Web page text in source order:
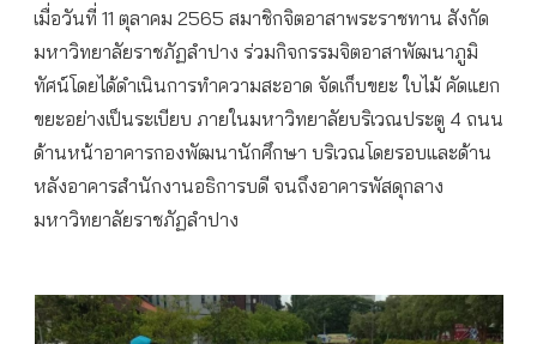
เมื่อวันที่ 11 ตุลาคม 2565 สมาชิกจิตอาสาพระราชทาน สังกัด
มหาวิทยาลัยราชภัฏลำปาง ร่วมกิจกรรมจิตอาสาพัฒนาภูมิ
ทัศน์โดยได้ดำเนินการทำความสะอาด จัดเก็บขยะ ใบไม้ คัดแยก
ขยะอย่างเป็นระเบียบ ภายในมหาวิทยาลัยบริเวณประตู 4 ถนน
ด้านหน้าอาคารกองพัฒนานักศึกษา บริเวณโดยรอบและด้าน
หลังอาคารสำนักงานอธิการบดี จนถึงอาคารพัสดุกลาง
มหาวิทยาลัยราชภัฏลำปาง